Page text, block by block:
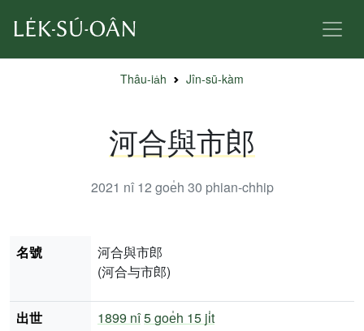
Thâu-ia̍h Jîn-sū-kàm
河合與市郎
2021 nî 12 goe̍h 30 phian-chhip
名號
河合與市郎
(河合与市郎)
出世 1899 nî5 goe̍h 15 ji̍t